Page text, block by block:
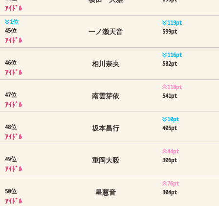
ｱｲﾄﾞﾙ
1位
45位
ｱｲﾄﾞﾙ
一ノ瀬天音
119pt
599pt
46位
ｱｲﾄﾞﾙ
相川奈央
116pt
582pt
47位
ｱｲﾄﾞﾙ
南雲芽依
118pt
541pt
48位
ｱｲﾄﾞﾙ
坂本昌行
10pt
405pt
49位
ｱｲﾄﾞﾙ
重岡大毅
44pt
306pt
50位
ｱｲﾄﾞﾙ
星慧音
76pt
304pt